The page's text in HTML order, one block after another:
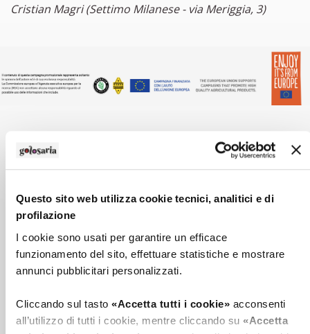
Questo sito web utilizza cookie tecnici, analitici e di
profilazione
I cookie sono usati per garantire un efficace
funzionamento del sito, effettuare statistiche e mostrare
annunci pubblicitari personalizzati.
Cliccando sul tasto «Accetta tutti i cookie» acconsenti
all’utilizzo di tutti i cookie, mentre cliccando su «Accetta
Cristian Magri (Settimo Milanese - via Meriggia, 3)
TAGS